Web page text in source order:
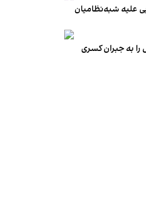
علیه شبه‌نظامیان
به جبران کسری